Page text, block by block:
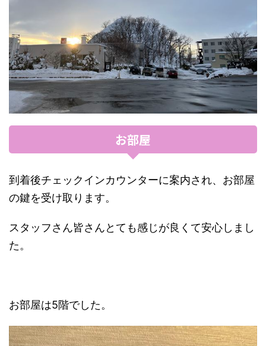
お部屋
到着後チェックインカウンターに案内され、お部屋
の鍵を受け取ります。
スタッフさん皆さんとても感じが良くて安心しまし
た。
お部屋は5階でした。